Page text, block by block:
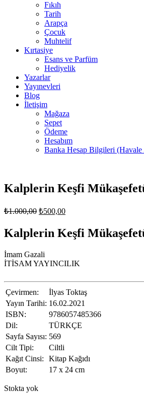
Fıkıh
Tarih
Arapça
Çocuk
Muhtelif
Kırtasiye
Esans ve Parfüm
Hediyelik
Yazarlar
Yayınevleri
Blog
İletişim
Mağaza
Sepet
Ödeme
Hesabım
Banka Hesap Bilgileri
Kalplerin Keşfi
₺1.000,00 Orijinal
₺1.000,00.
₺500,00Şu
fiyat:
₺500,00.
Kalplerin Keşfi
İmam Gazali
İTİSAM YAYINCILIK
Çevirmen:
İlyas Toktaş
Yayın Tarihi: 16.02.2021
ISBN:
9786057485366
Dil:
TÜRKÇE
Sayfa Sayısı: 569
Cilt Tipi:
Ciltli
Kağıt Cinsi:
Kitap Kağıdı
Boyut:
17 x 24 cm
Stokta yok